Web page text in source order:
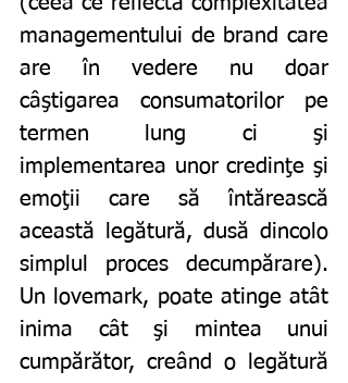
managementului de brand care
are în vedere nu doar
câştigarea consumatorilor pe
termen lung ci şi
implementarea unor credinţe şi
emoţii care să întărească
această legătură, dusă dincolo
simplul proces decumpărare).
Un lovemark, poate atinge atât
inima cât şi mintea unui
cumpărător, creând o legătură